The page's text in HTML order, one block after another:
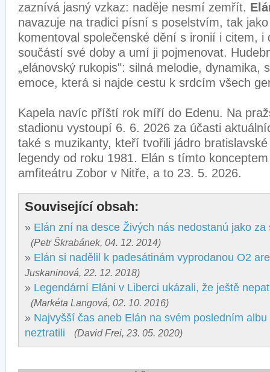
zaznívá jasný vzkaz: naděje nesmí zemřít.
navazuje na tradici písní s poselstvím, tak
komentoval společenské dění s ironií i citem, i
součástí své doby a umí ji pojmenovat.
„elánovský rukopis": silná melodie, dynamika,
emoce, která si najde cestu k srdcím všech
Kapela navíc příští rok míří do Edenu. Na
stadionu vystoupí 6. 6. 2026 za účasti
také s muzikanty, kteří tvořili jádro
legendy od roku 1981. Elán s tímto
amfiteátru Zobor v Nitře, a to 23. 5. 2026.
Související obsah:
» Elán zní na desce Živých nás nedostanú jako
(Petr Škrabánek, 04. 12. 2014)
» Elán si nadělil k padesátinám vyprodanou O2
Juskaninová, 22. 12. 2018)
» Legendární Eláni v Liberci ukázali, že ještě
(Markéta Langová, 02. 10. 2016)
» Najvyšší čas aneb Elán na svém posledním
neztratili
(David Frei, 23. 05. 2020)